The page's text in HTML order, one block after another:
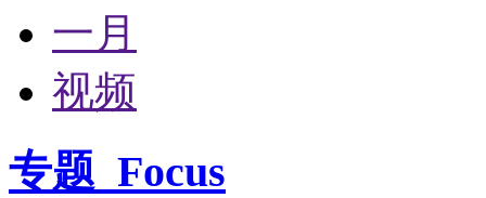
一月
视频
专题 Focus